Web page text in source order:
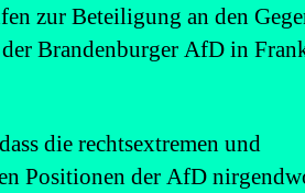
zur Beteiligung an den
Brandenburger AfD in
die rechtsextremen und
Positionen der AfD